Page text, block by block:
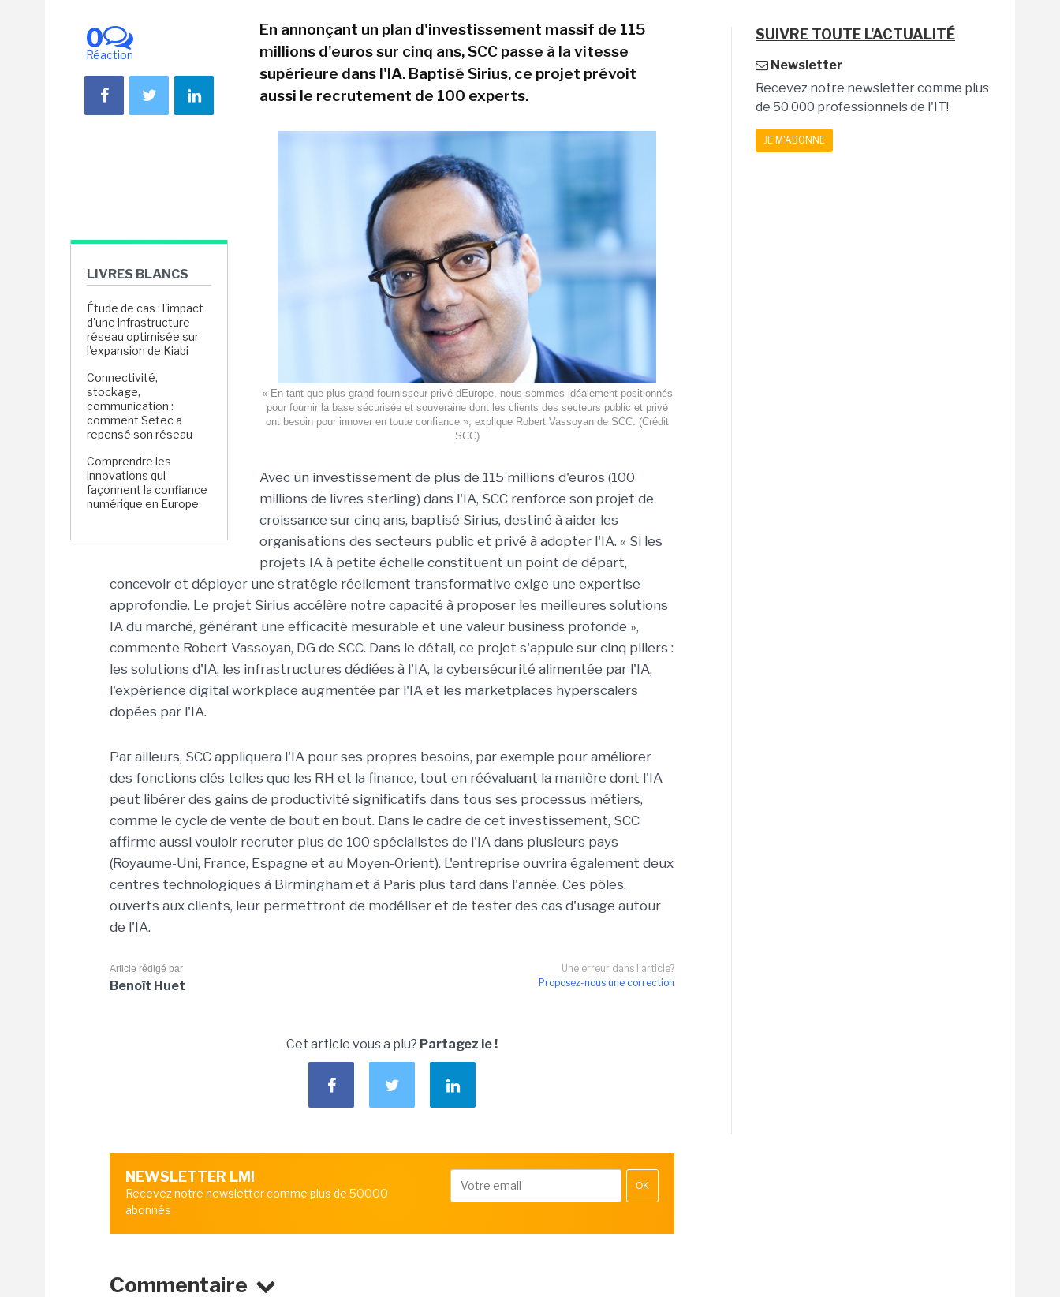
0
Réaction
LIVRES BLANCS
Étude de cas : l'impact
d'une infrastructure
réseau optimisée sur
l'expansion de Kiabi
Connectivité,
stockage,
communication :
comment Setec a
repensé son réseau
Comprendre les
innovations qui
façonnent la confiance
numérique en Europe
En annonçant un plan d'investissement massif de 115
millions d'euros sur cinq ans, SCC passe à la vitesse
supérieure dans l'IA. Baptisé Sirius, ce projet prévoit
aussi le recrutement de 100 experts.
« En tant que plus grand fournisseur privé dEurope, nous sommes idéalement positionnés
pour fournir la base sécurisée et souveraine dont les clients des secteurs public et privé
ont besoin pour innover en toute confiance », explique Robert Vassoyan de SCC. (Crédit
SCC)
Avec un investissement de plus de 115 millions d'euros (100
millions de livres sterling) dans l'IA, SCC renforce son projet de
croissance sur cinq ans, baptisé Sirius, destiné à aider les
organisations des secteurs public et privé à adopter l'IA. « Si les
projets IA à petite échelle constituent un point de départ,
concevoir et déployer une stratégie réellement transformative exige une expertise
approfondie. Le projet Sirius accélère notre capacité à proposer les meilleures solutions
IA du marché, générant une efficacité mesurable et une valeur business profonde »,
commente Robert Vassoyan, DG de SCC. Dans le détail, ce projet s'appuie sur cinq piliers :
les solutions d'IA, les infrastructures dédiées à l'IA, la cybersécurité alimentée par l'IA,
l'expérience digital workplace augmentée par l'IA et les marketplaces hyperscalers
dopées par l'IA.
Par ailleurs, SCC appliquera l'IA pour ses propres besoins, par exemple pour améliorer
des fonctions clés telles que les RH et la finance, tout en réévaluant la manière dont l'IA
peut libérer des gains de productivité significatifs dans tous ses processus métiers,
comme le cycle de vente de bout en bout. Dans le cadre de cet investissement, SCC
affirme aussi vouloir recruter plus de 100 spécialistes de l'IA dans plusieurs pays
(Royaume-Uni, France, Espagne et au Moyen-Orient). L'entreprise ouvrira également deux
centres technologiques à Birmingham et à Paris plus tard dans l'année. Ces pôles,
ouverts aux clients, leur permettront de modéliser et de tester des cas d'usage autour
de l'IA.
Une erreur dans l'article?
Proposez-nous une correction
Article rédigé par
Benoît Huet
Cet article vous a plu? Partagez le !
NEWSLETTER LMI
Recevez notre newsletter comme plus de 50000
abonnés
OK
Commentaire
SUIVRE TOUTE L'ACTUALITÉ
Newsletter
Recevez notre newsletter comme plus
de 50 000 professionnels de l'IT!
JE M'ABONNE